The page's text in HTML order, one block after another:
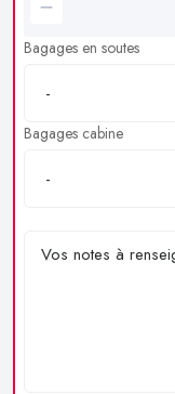
Bagages en soutes
Bagages cabine